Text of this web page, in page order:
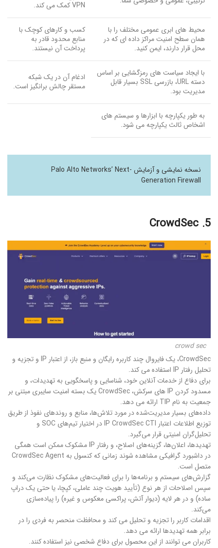
VPN کمک می کند.
محیط های ابری عمومی مختلف را با
همان سطح امنیت مراکز داده ای که در
محل قرار دارند، ایمن کنید.
کسب و کارهای کوچک با
منابع محدود قادر به
پرداخت آن نیستند.
با ایجاد سیاست های رمزگشایی بر اساس
دسته URL، بازرسی SSL بسیار قابل
مدیریت بود.
ادغام آن در یک شبکه
مستقر چالش برانگیز است.
به طور یکپارچه با ابزارها و سیستم های
اشخاص ثالث یکپارچه می شود.
نسخه نمایشی و آزمایش Palo Alto Networks’ Next-
Generation Firewall
5. CrowdSec
crowd sec
CrowdSec، یک فایروال چند کاربره رایگان و منبع باز، از اعتبار IP و تجزیه و
تحلیل رفتار IP استفاده می کند.
برای دفاع از خدمات آنلاین خود، شناسایی و پاسخگویی به تهدیدات، و
مسدود کردن IP های سرکش، CrowdSec یک بسته امنیت سایبری مبتنی بر
جمعیت به نام TIP ارائه می دهد.
داده‌های بسیار مدیریت‌شده در مورد تلاش‌ها، منابع و روندهای نفوذ از طریق
توزیع اطلاعات اعتبار IP CrowdSec CTI در اختیار تیم‌های SOC و
تحلیل‌گران امنیتی قرار می‌گیرد.
تهدیدها، اعلان‌ها، گزینه‌های اصلاح، و رفتار IP مشکوک ممکن است همگی
در داشبورد گرافیکی مشاهده شوند زمانی که کنسول به CrowdSec Agent
متصل است.
گزارش‌های سیستم و برنامه‌ها را برای فعالیت‌های مشکوک نظارت می‌کند و
سپس اصلاحات از هر نوع (تأیید هویت چند عاملی، کپچا، یا حتی یک دراپ
ساده) و در هر لایه (دیوار آتش، پراکسی معکوس و غیره) را پیاده‌سازی
می‌کند.
اقدامات کاربر را تجزیه و تحلیل می کند و محافظت منحصر به فردی را در
برابر همه تهدیدها ارائه می دهد.
کاربران می توانند از این محصول برای دفاع شخصی نیز استفاده کنند.